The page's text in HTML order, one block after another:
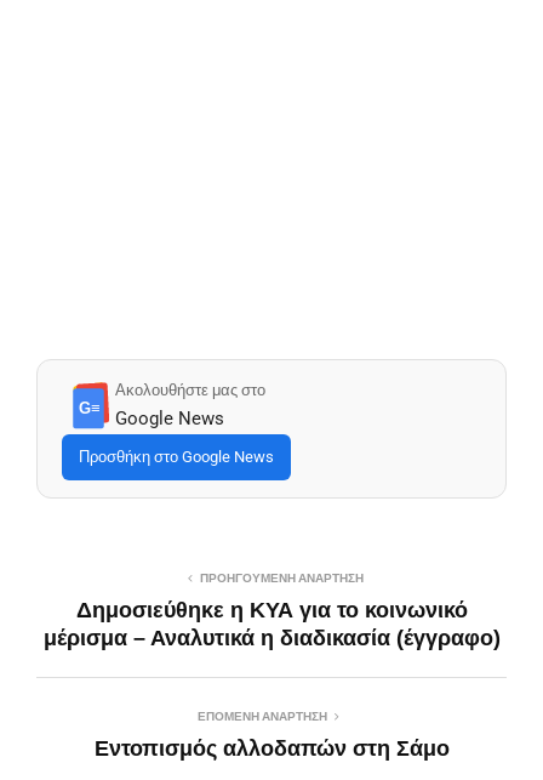
G≡
Ακολουθήστε μας στο
Google News
Προσθήκη στο Google News
ΠΡΟΗΓΟΎΜΕΝΗ ΑΝΆΡΤΗΣΗ
Δημοσιεύθηκε η ΚΥΑ για το κοινωνικό
μέρισμα – Αναλυτικά η διαδικασία (έγγραφο)
ΕΠΌΜΕΝΗ ΑΝΆΡΤΗΣΗ
Εντοπισμός αλλοδαπών στη Σάμο